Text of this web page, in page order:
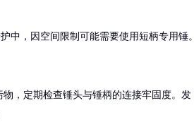
中，因空间限制可能需要使用短柄专用锤
，定期检查锤头与锤柄的连接牢固度。发